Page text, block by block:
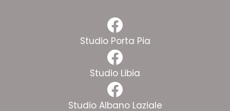
Facebook
Studio Porta Pia
Facebook
Studio Libia
Facebook
Studio Albano Laziale